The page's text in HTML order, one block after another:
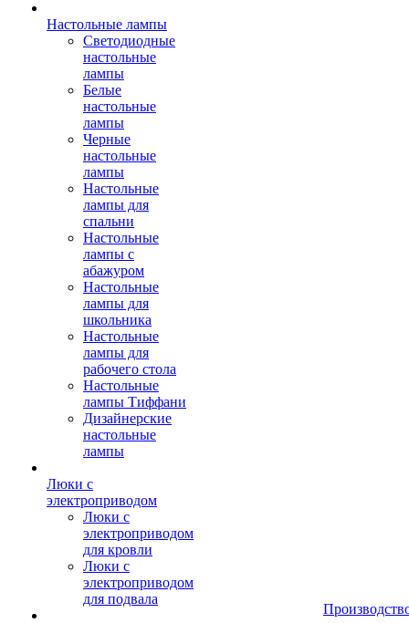
Настольные лампы
Светодиодные
настольные
лампы
Белые
настольные
лампы
Черные
настольные
лампы
Настольные
лампы для
спальни
Настольные
лампы с
абажуром
Настольные
лампы для
школьника
Настольные
лампы для
рабочего стола
Настольные
лампы Тиффани
Дизайнерские
настольные
лампы
Люки с
электроприводом
Люки с
электроприводом
для кровли
Люки с
электроприводом
для подвала